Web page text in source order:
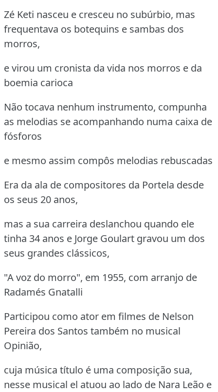
Zé Keti nasceu e cresceu no subúrbio, mas
frequentava os botequins e sambas dos
morros,
e virou um cronista da vida nos morros e da
boemia carioca
Não tocava nenhum instrumento, compunha
as melodias se acompanhando numa caixa de
fósforos
e mesmo assim compôs melodias rebuscadas
Era da ala de compositores da Portela desde
os seus 20 anos,
mas a sua carreira deslanchou quando ele
tinha 34 anos e Jorge Goulart gravou um dos
seus grandes clássicos,
"A voz do morro", em 1955, com arranjo de
Radamés Gnatalli
Participou como ator em filmes de Nelson
Pereira dos Santos também no musical
Opinião,
cuja música título é uma composição sua,
nesse musical el atuou ao lado de Nara Leão e